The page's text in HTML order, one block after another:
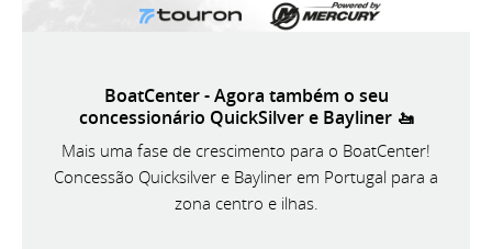
BoatCenter - Agora também o seu
concessionário QuickSilver e Bayliner 🚤
Mais uma fase de crescimento para o BoatCenter!
Concessão Quicksilver e Bayliner em Portugal para a
zona centro e ilhas.